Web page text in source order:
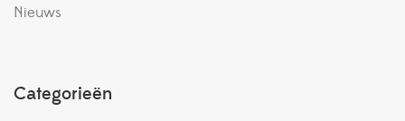
Nieuws
Categorieën